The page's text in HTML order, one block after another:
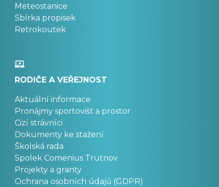
Meteostanice
Sbírka propisek
Retrokoutek
RODIČE A VEŘEJNOST
Aktuální informace
Pronájmy sportovišť a prostor
Cizí strávníci
Dokumenty ke stažení
Školská rada
Spolek Comenius Trutnov
Projekty a granty
Ochrana osobních údajů (GDPR)